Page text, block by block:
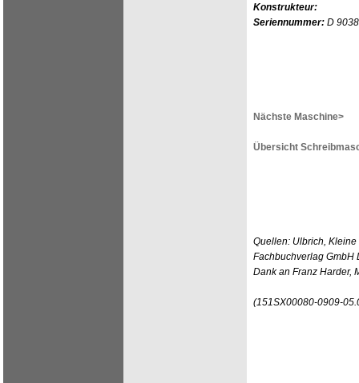
Konstrukteur:
Seriennummer: D
Nächste Maschine>
Übersicht
Quellen: Ulbrich,
Fachbuchverlag GmbH
Dank an Franz Harder,
(151SX00080-0909-